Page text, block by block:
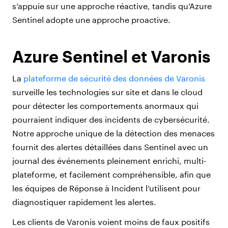
s’appuie sur une approche réactive, tandis qu’Azure
Sentinel adopte une approche proactive.
Azure Sentinel et Varonis
La plateforme de sécurité des données de Varonis
surveille les technologies sur site et dans le cloud
pour détecter les comportements anormaux qui
pourraient indiquer des incidents de cybersécurité.
Notre approche unique de la détection des menaces
fournit des alertes détaillées dans Sentinel avec un
journal des événements pleinement enrichi, multi-
plateforme, et facilement compréhensible, afin que
les équipes de Réponse à Incident l’utilisent pour
diagnostiquer rapidement les alertes.
Les clients de Varonis voient moins de faux positifs